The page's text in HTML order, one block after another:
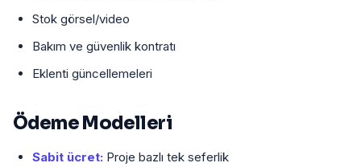
Stok görsel/video
Bakım ve güvenlik kontratı
Eklenti güncellemeleri
Ödeme Modelleri
Sabit ücret: Proje bazlı tek seferlik